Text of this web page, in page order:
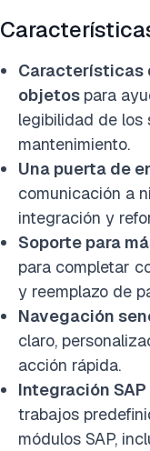
Características
objetos para
legibilidad de los
mantenimiento.
Una puerta de
comunicación a
integración y
Soporte para
para completar
y reemplazo de
Navegación
claro,
acción rápida.
Integración SAP
trabajos
módulos SAP,